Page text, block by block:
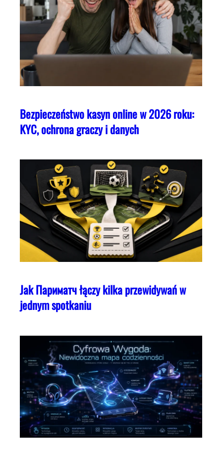
Bezpieczeństwo kasyn online w 2026 roku:
KYC, ochrona graczy i danych
Jak Париматч łączy kilka przewidywań w
jednym spotkaniu